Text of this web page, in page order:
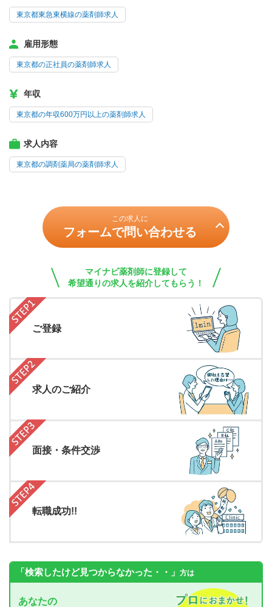
東京都東急東横線の薬剤師求人
雇用形態
東京都の正社員の薬剤師求人
年収
東京都の年収600万円以上の薬剤師求人
求人内容
東京都の調剤薬局の薬剤師求人
この求人に
フォームで問い合わせる
マイナビ薬剤師に登録して
希望通りの求人を紹介してもらう！
ご登録
求人のご紹介
面接・条件交渉
転職成功!!
「検索したけど見つからなかった・・」 方は
あなたの